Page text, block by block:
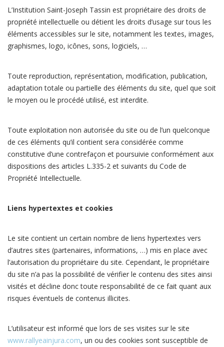
L’Institution Saint-Joseph Tassin est propriétaire des droits de
propriété intellectuelle ou détient les droits d’usage sur tous les
éléments accessibles sur le site, notamment les textes, images,
graphismes, logo, icônes, sons, logiciels, …
Toute reproduction, représentation, modification, publication,
adaptation totale ou partielle des éléments du site, quel que soit
le moyen ou le procédé utilisé, est interdite.
Toute exploitation non autorisée du site ou de l’un quelconque
de ces éléments qu’il contient sera considérée comme
constitutive d’une contrefaçon et poursuivie conformément aux
dispositions des articles L.335-2 et suivants du Code de
Propriété Intellectuelle.
Liens hypertextes et cookies
Le site contient un certain nombre de liens hypertextes vers
d’autres sites (partenaires, informations, …) mis en place avec
l’autorisation du propriétaire du site. Cependant, le propriétaire
du site n’a pas la possibilité de vérifier le contenu des sites ainsi
visités et décline donc toute responsabilité de ce fait quant aux
risques éventuels de contenus illicites.
L’utilisateur est informé que lors de ses visites sur le site
www.rallyeainjura.com, un ou des cookies sont susceptible de